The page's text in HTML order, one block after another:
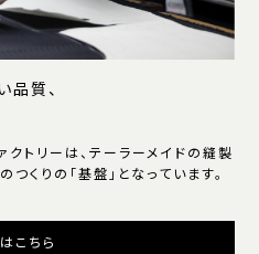
品質、
トリーは、テーラーメイドの縫製
くりの「基盤」となっています。
こちら